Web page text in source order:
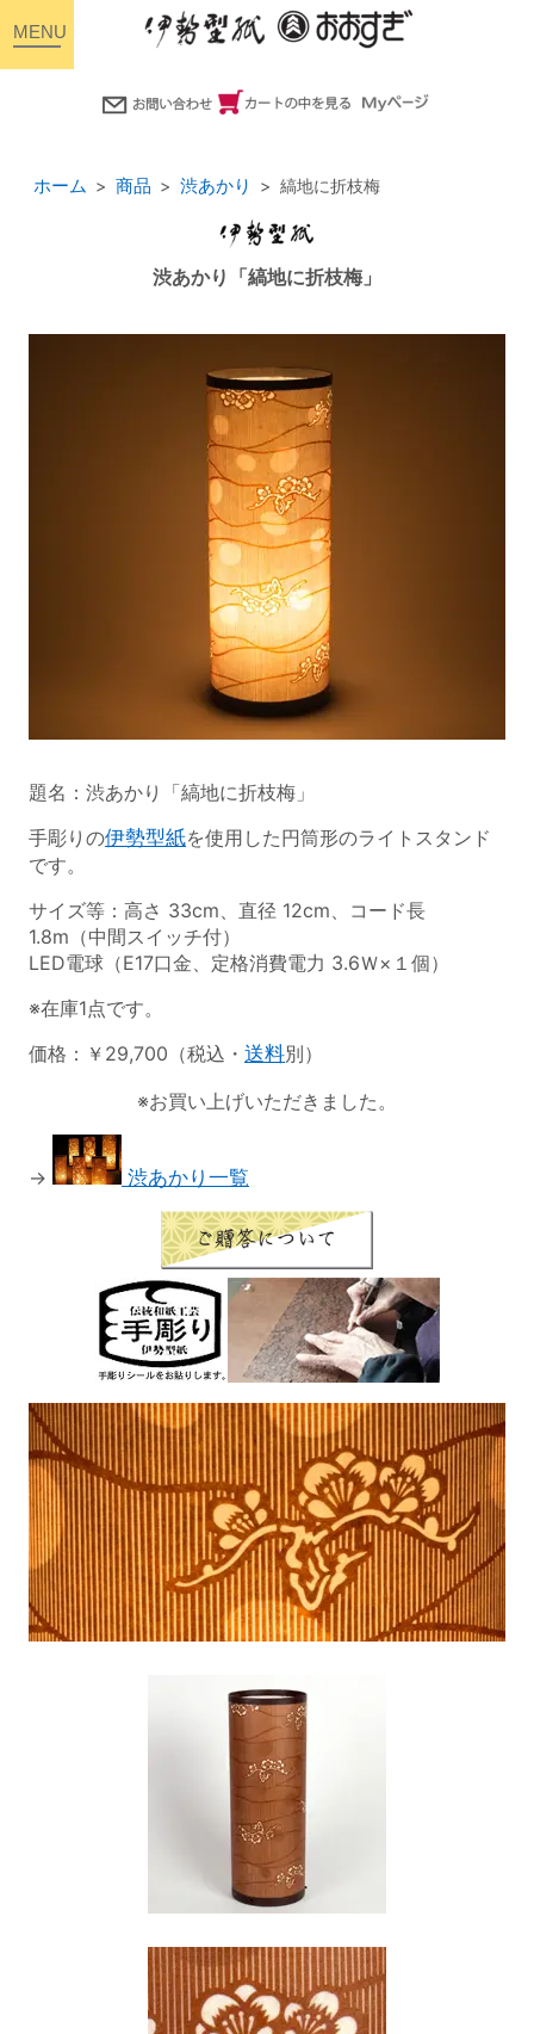
ホーム 商品 渋あかり 縞地に折枝梅
渋あかり「縞地に折枝梅」
題名：渋あかり「縞地に折枝梅」
手彫りの伊勢型紙を使用した円筒形のライトスタンド
です。
サイズ等：高さ 33cm、直径 12cm、コード長
1.8m（中間スイッチ付）
LED電球（E17口金、定格消費電力 3.6Ｗ×１個）
※在庫1点です。
価格：￥29,700（税込・ 送料別）
※お買い上げいただきました。
→ 渋あかり一覧
toggle
navigation